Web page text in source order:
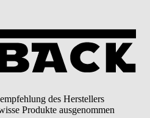
des Herstellers
Produkte ausgenommen